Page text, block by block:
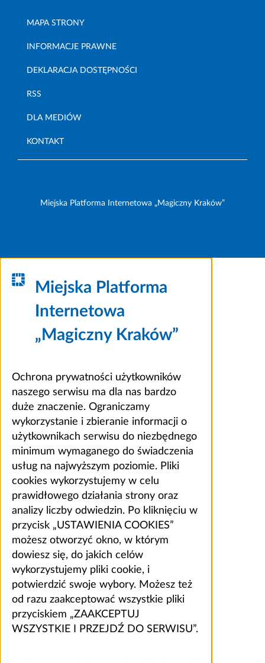
MAPA STRONY
INFORMACJE PRAWNE
DEKLARACJA DOSTĘPNOŚCI
RSS
DLA MEDIÓW
KONTAKT
Miejska Platforma Internetowa „Magiczny Kraków”
Miejska Platforma
Internetowa
„Magiczny Kraków”
Ochrona prywatności użytkowników
naszego serwisu ma dla nas bardzo
duże znaczenie. Ograniczamy
wykorzystanie i zbieranie informacji o
użytkownikach serwisu do niezbędnego
minimum wymaganego do świadczenia
usług na najwyższym poziomie. Pliki
cookies wykorzystujemy w celu
prawidłowego działania strony oraz
analizy liczby odwiedzin. Po kliknięciu w
przycisk „USTAWIENIA COOKIES”
możesz otworzyć okno, w którym
dowiesz się, do jakich celów
wykorzystujemy pliki cookie, i
potwierdzić swoje wybory. Możesz też
od razu zaakceptować wszystkie pliki
przyciskiem „ZAAKCEPTUJ
WSZYSTKIE I PRZEJDŹ DO SERWISU”.